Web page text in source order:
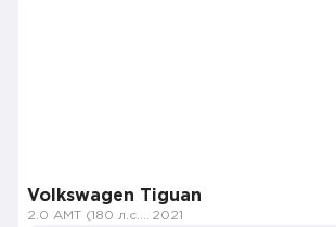
Volkswagen Tiguan
2021